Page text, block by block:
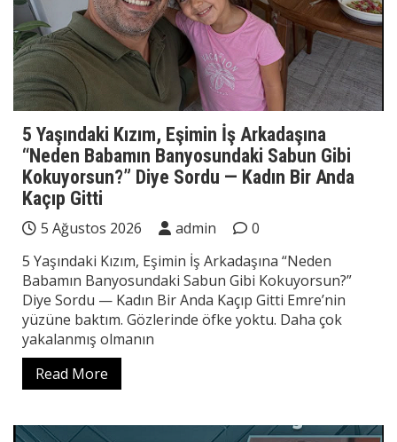
5 Yaşındaki Kızım, Eşimin İş Arkadaşına
“Neden Babamın Banyosundaki Sabun Gibi
Kokuyorsun?” Diye Sordu — Kadın Bir Anda
Kaçıp Gitti
5 Ağustos 2026 admin
0
5 Yaşındaki Kızım, Eşimin İş Arkadaşına “Neden
Babamın Banyosundaki Sabun Gibi Kokuyorsun?”
Diye Sordu — Kadın Bir Anda Kaçıp Gitti Emre’nin
yüzüne baktım. Gözlerinde öfke yoktu. Daha çok
yakalanmış olmanın
Read More